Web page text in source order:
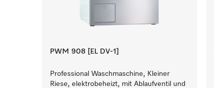
PWM 908 [EL DV-1]
Professional Waschmaschine, Kleiner
Riese, elektrobeheizt, mit Ablaufventil und